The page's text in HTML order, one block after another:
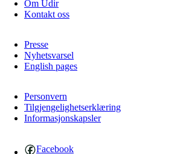
Om Udir
Kontakt oss
Presse
Nyhetsvarsel
English pages
Personvern
Tilgjengelighetserklæring
Informasjonskapsler
Facebook